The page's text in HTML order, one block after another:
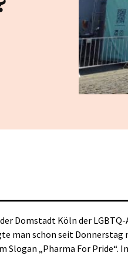
Domstadt Köln der
man schon seit Donnerstag
„Pharma For Pride“.